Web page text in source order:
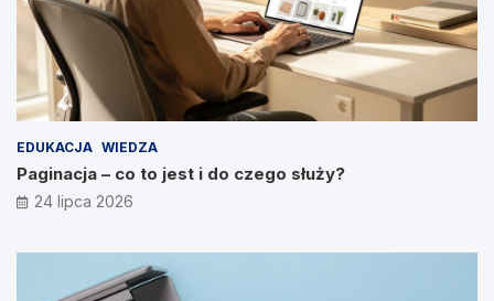
EDUKACJA WIEDZA
Paginacja – co to jest i do czego służy?
24 lipca 2026